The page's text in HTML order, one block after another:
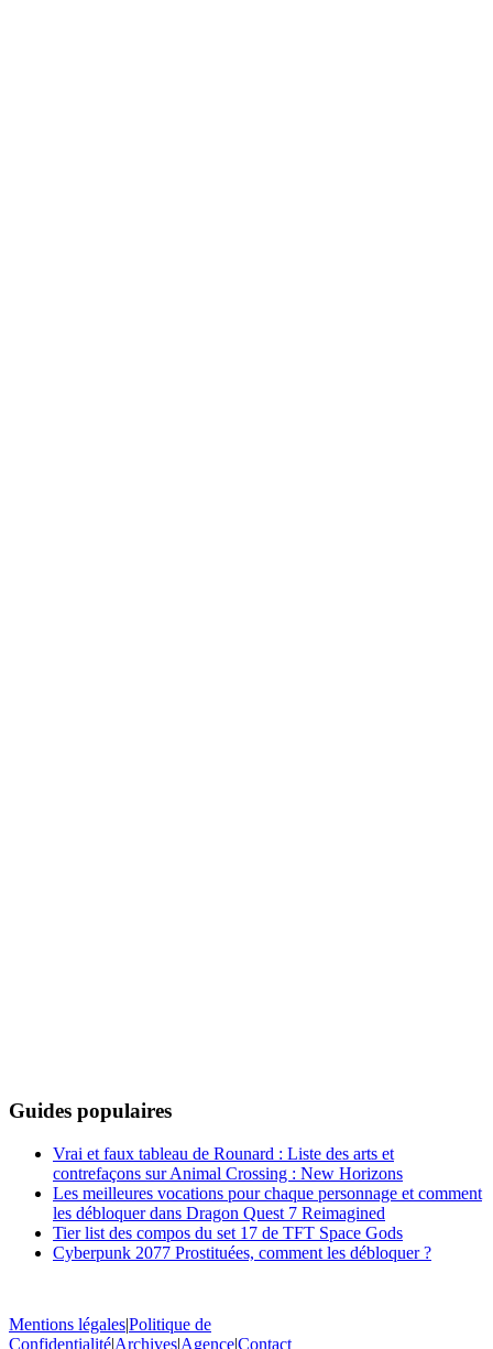
Guides populaires
Vrai et faux tableau de Rounard : Liste des arts et
contrefaçons sur Animal Crossing : New Horizons
Les meilleures vocations pour chaque personnage et comment
les débloquer dans Dragon Quest 7 Reimagined
Tier list des compos du set 17 de TFT Space Gods
Cyberpunk 2077 Prostituées, comment les débloquer ?
Mentions légales|Politique de
Confidentialité|Archives|Agence|Contact